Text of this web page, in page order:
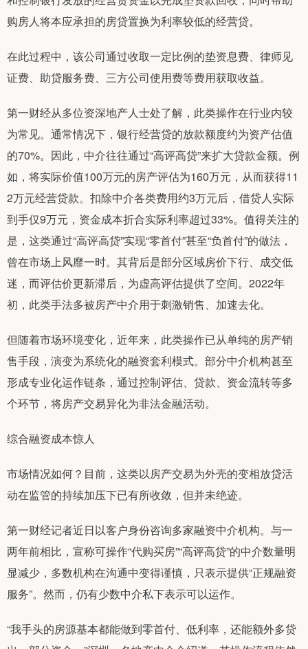
购房人将本应承担的房贷置换为利率较低的经营贷。
在此过程中，该公司通过收取一定比例的垫资息费、律师见
证费、助贷服务费、三方公司使用费等费用获取收益。
第一财经从多位资深地产人士处了解，此类操作在行业内较
为常见。通常情况下，银行经营贷的放款额度约为资产估值
的70%。因此，中介往往通过“高评高贷”来扩大贷款金额。例
如，将实际价值100万元的房产评估为160万元，从而获得11
2万元经营贷款。扣除中介各类费用约3万元后，借贷人实际
到手仅9万元，资金成本折合实际利率超过33%。值得关注的
是，这类通过“高评高贷”实现“零首付”甚至“负首付”的做法，
曾在市场上风靡一时。其背后是部分区域房价下行、成交低
迷，而评估价更新滞后，为虚高评估提供了空间。2022年
初，此类手法多被房产中介用于刺激销售、加速去化。
但随着市场环境变化，近年来，此类操作已从单纯的房产销
售手段，演变为系统化的融资套利模式。部分中介机构甚至
形成专业化运作链条，通过控制评估、贷款、资金流转等多
个环节，将房产交易异化为非法金融活动。
综合融资成本惊人
市场情况如何？目前，这类以房产交易为外壳的变相放贷活
动在监管的持续加压下已有所收敛，但并未绝迹。
第一财经记者近日以客户身份咨询多家融资中介机构。与一
两年前相比，宣称可操作“代购买房”“高评高贷”的中介数量明
显减少，多数机构在沟通中变得谨慎，只表示提供“正规融资
服务”。然而，仍有少数中介私下表示可以运作。
“我手头的房源基本都能做到零首付、低利率，还能额外多贷